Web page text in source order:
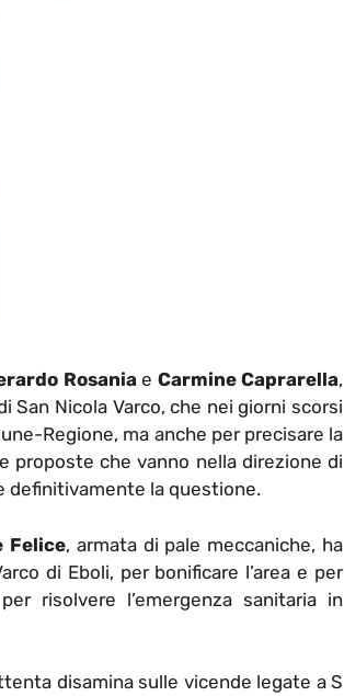
Rosaniae Carmine Caprarella,
San Nicola Varco, che nei giorni scorsi
Regione, ma anche per precisare la
proposte che vanno nella direzione di
definitivamente la questione.
Felice, armata di pale meccaniche, ha
di Eboli, per bonificare l’area e per
risolvere l’emergenza sanitaria in
disamina sulle vicende legate a S